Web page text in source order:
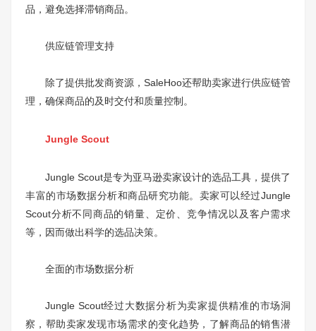
品，避免选择滞销商品。
供应链管理支持
除了提供批发商资源，SaleHoo还帮助卖家进行供应链管
理，确保商品的及时交付和质量控制。
Jungle Scout
Jungle Scout是专为亚马逊卖家设计的选品工具，提供了
丰富的市场数据分析和商品研究功能。卖家可以经过Jungle
Scout分析不同商品的销量、定价、竞争情况以及客户需求
等，因而做出科学的选品决策。
全面的市场数据分析
Jungle Scout经过大数据分析为卖家提供精准的市场洞
察，帮助卖家发现市场需求的变化趋势，了解商品的销售潜